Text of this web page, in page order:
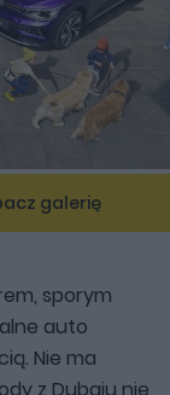
galerię
sporym
auto
Nie ma
z Dubaju nie